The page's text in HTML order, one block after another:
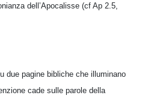
dell’Apocalisse (cf Ap 2.5,
due pagine bibliche che illuminano
cade sulle parole della